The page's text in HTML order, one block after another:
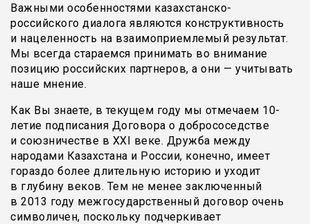
Важными особенностями казахстанско-
российского диалога являются конструктивность
и нацеленность на взаимоприемлемый результат.
Мы всегда стараемся принимать во внимание
позицию российских партнеров, а они — учитывать
наше мнение.
Как Вы знаете, в текущем году мы отмечаем 10-
летие подписания Договора о добрососедстве
и союзничестве в XXI веке. Дружба между
народами Казахстана и России, конечно, имеет
гораздо более длительную историю и уходит
в глубину веков. Тем не менее заключенный
в 2013 году межгосударственный договор очень
символичен, поскольку подчеркивает